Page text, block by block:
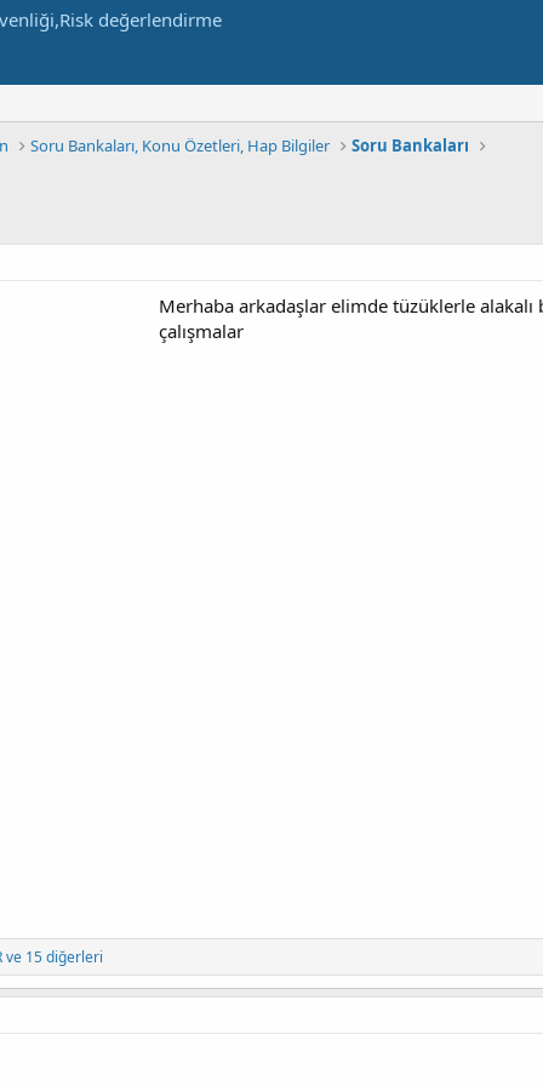
Soru Bankaları, Konu Özetleri, Hap Bilgiler Soru Bankaları
Merhaba arkadaşlar elimde tüzüklerle
çalışmalar
ve 15 diğerleri